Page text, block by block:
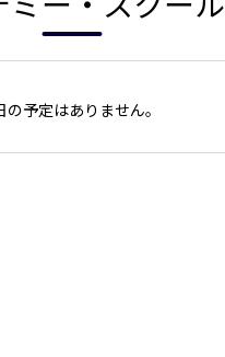
の予定はありません。